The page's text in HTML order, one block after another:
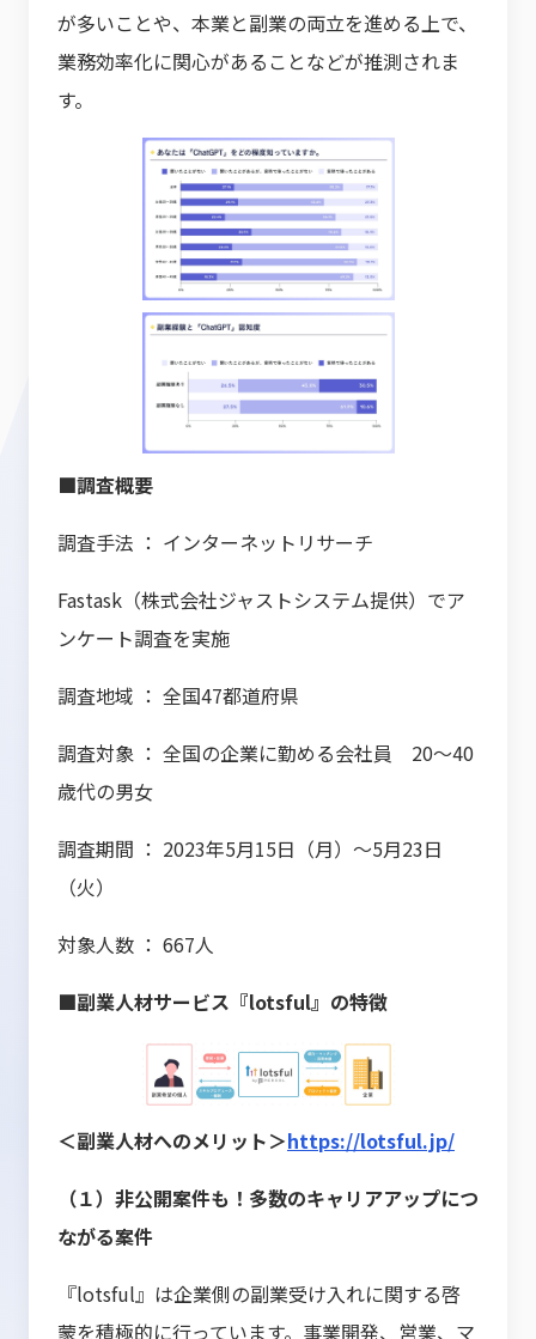
が多いことや、本業と副業の両立を進める上で、
業務効率化に関心があることなどが推測されま
す。
■調査概要
調査手法 ： インターネットリサーチ
Fastask（株式会社ジャストシステム提供）でア
ンケート調査を実施
調査地域 ： 全国47都道府県
調査対象 ： 全国の企業に勤める会社員 20～40
歳代の男女
調査期間 ： 2023年5月15日（月）～5月23日
（火）
対象人数 ： 667人
■副業人材サービス『lotsful』の特徴
＜副業人材へのメリット＞https://lotsful.jp/
（１）非公開案件も！多数のキャリアアップにつ
ながる案件
『lotsful』は企業側の副業受け入れに関する啓
蒙を積極的に行っています。事業開発、営業、マ